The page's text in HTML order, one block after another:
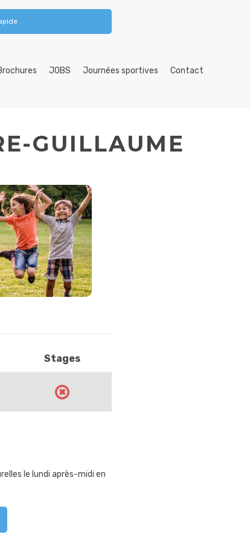
JOBS Journées sportives Contact
GUILLAUME
Stages
le lundi après-midi en